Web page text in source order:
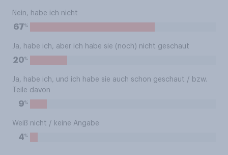
Nein, habe ich nicht
67%
Ja, habe ich, aber ich habe sie (noch) nicht geschaut
20%
Ja, habe ich, und ich habe sie auch schon geschaut / bzw.
Teile davon
9%
Weiß nicht / keine Angabe
4%